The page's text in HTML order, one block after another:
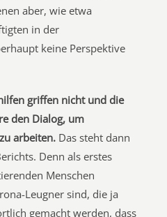
aber, wie etwa
in der
keine Perspektive
griffen nicht und die
den Dialog, um
arbeiten. Das steht dann
Denn als erstes
Menschen
Leugner sind, die ja
gemacht werden, dass